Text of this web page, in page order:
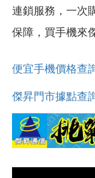
連鎖服務，一次
保障，買手機來
便宜手機價格查
傑昇門市據點查